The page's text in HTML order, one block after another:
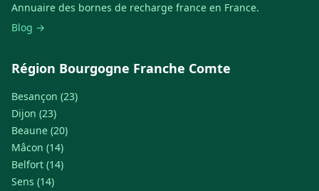
Annuaire des bornes de recharge france en France.
Blog →
Région Bourgogne Franche Comte
Besançon (23)
Dijon (23)
Beaune (20)
Mâcon (14)
Belfort (14)
Sens (14)